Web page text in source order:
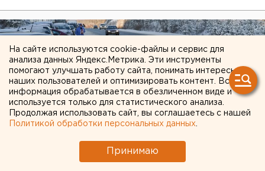
На сайте используются cookie-файлы и сервис для
анализа данных Яндекс.Метрика. Эти инструменты
помогают улучшать работу сайта, понимать интересы
наших пользователей и оптимизировать контент. Вся
информация обрабатывается в обезличенном виде и
используется только для статистического анализа.
Продолжая использовать сайт, вы соглашаетесь с нашей
Политикой обработки персональных данных
Принимаю